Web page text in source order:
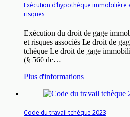
Exécution d’hypothèque immobilière
risques
Exécution du droit de gage
et risques associés Le droit de
tchèque Le droit de gage
(§ 560 de…
Plus d'informations
Code du travail tchèque 2023